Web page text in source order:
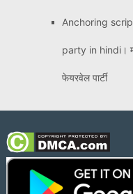
Anchoring
party in hindi।
फेयरवेल पार्टी